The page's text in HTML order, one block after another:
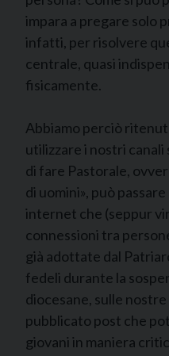
impara a pregare solo
infatti, per risolvere
centrale, quasi
fisicamente.
Abbiamo perciò
utilizzare i nostri canali
di fare Pastorale,
di uomini», può
internet che (seppur
connessioni tra
già adottate dal
fedeli durante la
diocesane, sulle
pubblicato post che
giovani in maniera